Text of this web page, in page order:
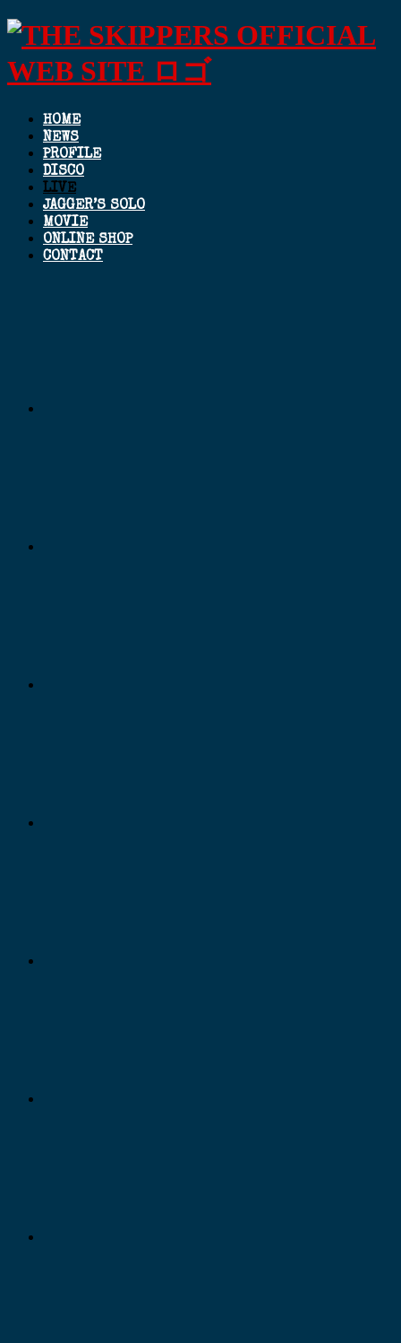
HOME
NEWS
PROFILE
DISCO
LIVE
JAGGER’S SOLO
MOVIE
ONLINE SHOP
CONTACT